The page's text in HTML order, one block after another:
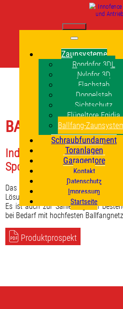
Zaunsysteme
Rondofor 3DL
Nylofor 3D
Flachstab
Doppelstab
Sichtschutz
Flügeltore Egidia
Ballfang-
Schraubfundament
Toranlagen
Garagentore
Kontakt
Datenschutz
Impressum
Startseite
BALLFANG-
Individuelle Lösungen für
Sportanlagen sowie
Das Ballfangsystem mit
Lösung für Schul- und Sportanlagen
Es ist auch zur Sanierung von
bei Bedarf mit hochfesten
Produktprospekt